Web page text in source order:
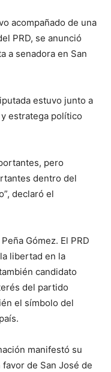
acompañado de una
PRD, se anunció
a senadora en San
estuvo junto a
estratega político
pero
dentro del
declaró el
Gómez. El PRD
libertad en la
candidato
del partido
el símbolo del
manifestó su
de San José de